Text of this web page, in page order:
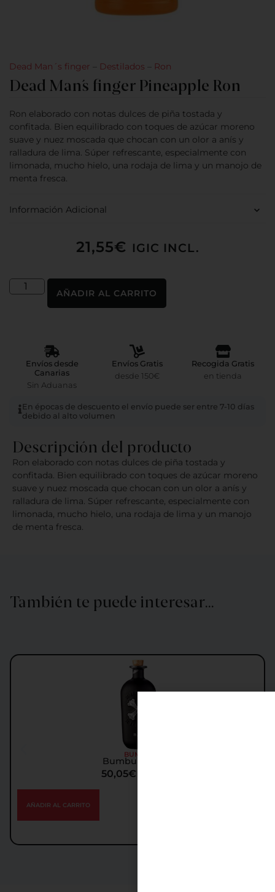
Dead Man´s finger Destilados Ron
Dead Man´s finger Pineapple Ron
Ron elaborado con notas dulces de piña tostada y
confitada. Bien equilibrado con toques de azúcar moreno
suave y nuez moscada que chocan con un olor a anís y
ralladura de lima. Súper refrescante, especialmente con
limonada, mucho hielo, una rodaja de lima y un manojo de
menta fresca.
Información Adicional
21,55€ IGIC INCL.
AÑADIR AL CARRITO
Envíos desde
Canarias
Sin Aduanas
Envíos Gratis
desde 150€
Recogida Gratis
en tienda
En épocas de descuento el envío puede ser entre 7-10 días
debido al alto volumen
Descripción del producto
Ron elaborado con notas dulces de piña tostada y
confitada. Bien equilibrado con toques de azúcar moreno
suave y nuez moscada que chocan con un olor a anís y
ralladura de lima. Súper refrescante, especialmente con
limonada, mucho hielo, una rodaja de lima y un manojo
de menta fresca.
También te puede interesar…
BUMBU
Bumbu XO Ron
50,05€
AÑADIR AL CARRITO